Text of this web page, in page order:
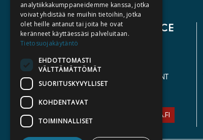
CUSTOMER SERVICE
ACCESSIBILITY STATEMENT
ASIAKASPALVELU@STORIA.FI
analytiikkakumppaneidemme kanssa, jotka
voivat yhdistää ne muihin tietoihin, jotka
olet heille antanut tai joita he ovat
keränneet käyttäessäsi palveluitaan.
Tietosuojakäytäntö
EHDOTTOMASTI
VÄLTTÄMÄTTÖMÄT
SUORITUSKYVYLLISET
KOHDENTAVAT
TOIMINNALLISET